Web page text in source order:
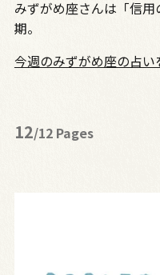
みずがめ座さんは「信
期。
今週のみずがめ座の占
12/12 Pages